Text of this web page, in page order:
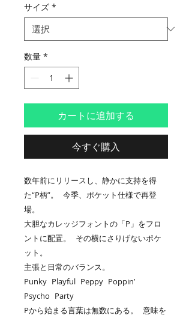
サイズ *
数量 *
カートに追加する
今すぐ購入
数年前にリリースし、静かに支持を得
た“P柄”。 今季、ポケット仕様で再登
場。
大胆なカレッジフォントの「P」をフロ
ントに配置。 その横にさりげないポケ
ット。
主張と日常のバランス。
Punky Playful Peppy Poppin’
Psycho Party
Pから始まる言葉は無数にある。 意味を